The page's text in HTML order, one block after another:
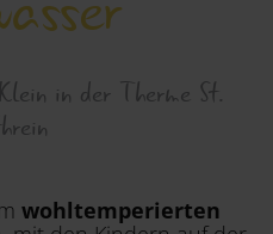
in der Therme St.
wohltemperierten